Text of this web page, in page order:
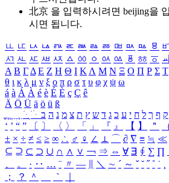
北京 을 입력하시려면 beijing을
시면 됩니다.
ㅥ ㅦ ㅧ ㅨ ㅩ ㅪ ㅫ ㅬ ㅭ ㅮ ㅯ ㅰ ㅱ
ㅺ ㅻ ㅼ ㅽ ㅾ ㅿ ㆀ ㆁ ㆂ ㆃ ㆄ ㆅ ㆆ
Α Β ΓΔ Ε Ζ Η Θ Ι ΚΛ Μ Ν Ξ Ο Π Ρ Σ Τ
θ ι κ λ μ ν ξ ο π ρ σ τ υ φ χ ψ ω
á à Á À é è É È ç Ç ê
Ä Ö Ü ä ö ü ß
ִֶֹ ֻּ ׁׂ ק ף ך ל ח י ע כ ג ד ש ץ ת צ מ נ ה ב
‘ ’ “ ” 〔 〕 〈 〉 「 」 『 』 【 】 ＂
± × ÷ ≠ ≤ ≥ ∞ ∴ ♂ ♀ ∠ ⊥ ⌒ ∂ ∇ ≡ ≒ ≪
⊆ ⊇ ⊂ ⊃ ∪ ∩ ∧ ∨ ￢ ⇒ ⇔ ∀ ∃ ∮ ∑ ∏
、
。 · ‥ … ¨ 〃 ― ＼ ∼ ´ ～ ˇ ˘ ˝ ˚ ˙ ¸
；
？ ＾ ｀